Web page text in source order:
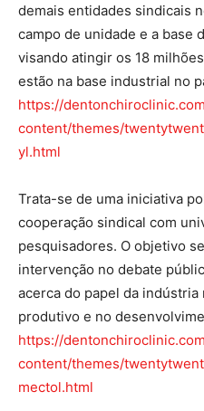
demais entidades sindicais
campo de unidade e a base
visando atingir os 18
estão na base industrial no
https://
content/themes/
yl.html
Trata-se de uma iniciativa
cooperação sindical com
pesquisadores. O objetivo
intervenção no debate
acerca do papel da
produtivo e no
https://
content/themes/
mectol.html